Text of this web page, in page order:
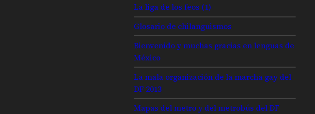
La liga de los feos (1)
Glosario de chilanguismos
Bienvenido y muchas gracias en lenguas de
México
La mala organización de la marcha gay del
DF 2013
Mapas del metro y del metrobús del DF